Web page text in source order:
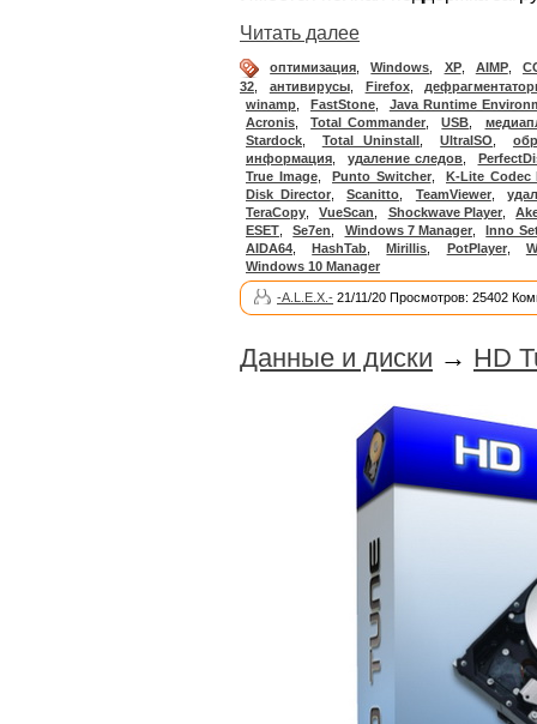
Читать далее
оптимизация Windows XP, AIMP,
32
антивирусы, Firefox,
winamp
FastStone,
Java Runtime
Acronis
Total Commander USB
Stardock
Total Uninstall UltraISO
информация
удаление следов
True Image, Punto Switcher,
K-Lite Codec
Disk Director, Scanitto TeamViewer,
TeraCopy
VueScan Shockwave Player,
ESET
Se7en Windows 7 Manager
Inno
AIDA64
HashTab Mirillis PotPlayer,
Windows 10 Manager
-A.L.E.X.- 21/11/20 Просмотров: 25402
Данные и диски → HD